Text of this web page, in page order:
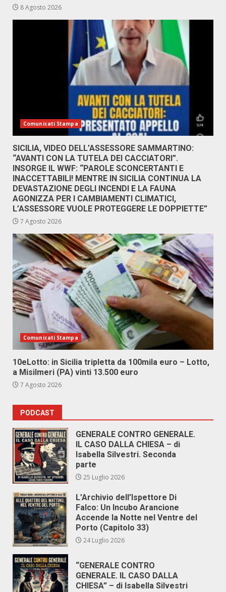
8 Agosto 2026
Comunicati Stampa
SICILIA, VIDEO DELL’ASSESSORE SAMMARTINO:
“AVANTI CON LA TUTELA DEI CACCIATORI”.
INSORGE IL WWF: “PAROLE SCONCERTANTI E
INACCETTABILI! MENTRE IN SICILIA CONTINUA LA
DEVASTAZIONE DEGLI INCENDI E LA FAUNA
AGONIZZA PER I CAMBIAMENTI CLIMATICI,
L’ASSESSORE VUOLE PROTEGGERE LE DOPPIETTE”
7 Agosto 2026
Comunicati Stampa
10eLotto: in Sicilia tripletta da 100mila euro – Lotto,
a Misilmeri (PA) vinti 13.500 euro
7 Agosto 2026
PODCAST
GENERALE CONTRO GENERALE.
IL CASO DALLA CHIESA – di
Isabella Silvestri. Seconda
parte
25 Luglio 2026
L’Archivio dell’Ispettore Di
Falco: Un Incubo Arancione
Accende la Notte nel Ventre del
Porto (Capitolo 33)
24 Luglio 2026
“GENERALE CONTRO
GENERALE. IL CASO DALLA
CHIESA” – di Isabella Silvestri